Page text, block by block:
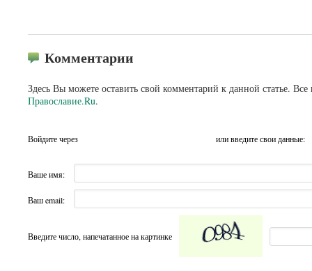
Комментарии
Здесь Вы можете оставить свой комментарий к данной статье.
Православие.Ru.
Войдите через или введите свои данные:
Ваше имя:
Ваш email:
Введите число, напечатанное на картинке